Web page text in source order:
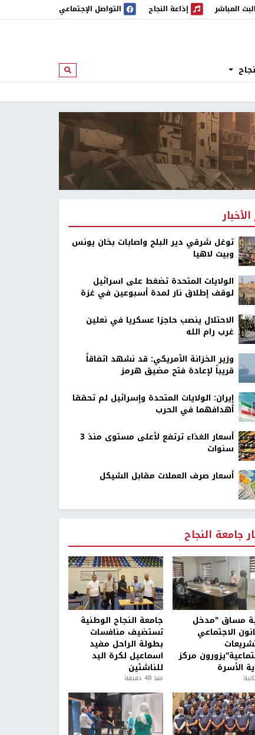
البث المباشر إذاعة النجاح
إذاعة النجاح التواصل الإجتماعي
ابحث
توغل شرقي دير البلح واصابات بخان يونس
وبيت لاهيا
الولايات المتحدة تضغط على اسرائيل
لوقف إطلاق نار لمدة أسبوعين في غزة
الاحتلال ينصب حاجزا عسكريا في نعلين
غرب رام الله
وزير الخزانة الأمريكي: قد نشهد اتفاقاً
قريباً لإعادة فتح مضيق هرمز
إيران: الولايات المتحدة وإسرائيل لم تحققا
أهدافهما في الحرب
أسعار الغذاء ترتفع لأعلى مستوى منذ 3
سنوات
أسعار صرف العملات مقابل الشيكل
جامعة النجاح
مساق "مدخل
الاجتماعي
مركز
الأسرة
جامعة النجاح الوطنية
تستضيف منافسات
بطولة الراحل مفيد
اسماعيل لكرة اليد
للناشئين
منذ 48 دقيقة